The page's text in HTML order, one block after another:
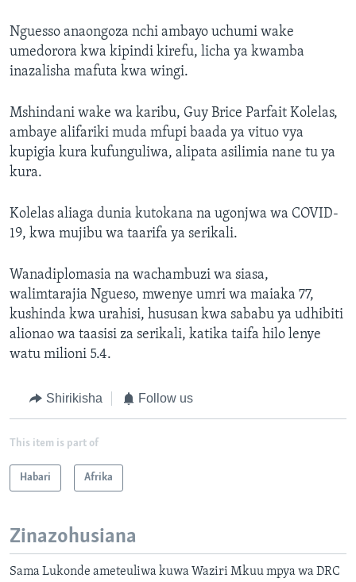
Nguesso anaongoza nchi ambayo uchumi wake
umedorora kwa kipindi kirefu, licha ya kwamba
inazalisha mafuta kwa wingi.
Mshindani wake wa karibu, Guy Brice Parfait Kolelas,
ambaye alifariki muda mfupi baada ya vituo vya
kupigia kura kufunguliwa, alipata asilimia nane tu ya
kura.
Kolelas aliaga dunia kutokana na ugonjwa wa COVID-
19, kwa mujibu wa taarifa ya serikali.
Wanadiplomasia na wachambuzi wa siasa,
walimtarajia Ngueso, mwenye umri wa maiaka 77,
kushinda kwa urahisi, hususan kwa sababu ya udhibiti
alionao wa taasisi za serikali, katika taifa hilo lenye
watu milioni 5.4.
Shirikisha Follow us
This item is part of
Habari Afrika
Zinazohusiana
Sama Lukonde ameteuliwa kuwa Waziri Mkuu mpya wa DRC